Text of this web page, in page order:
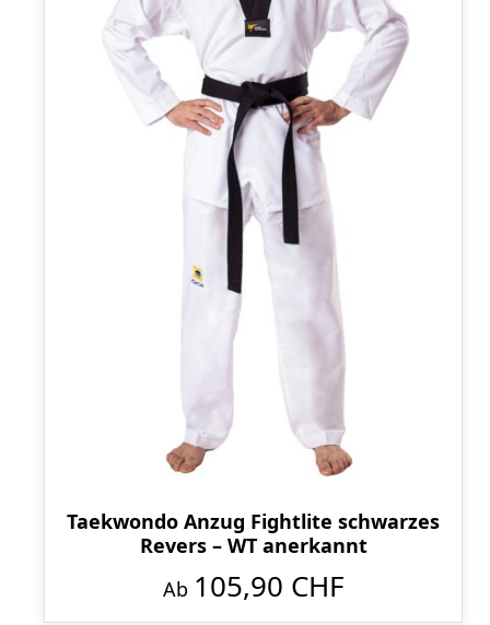
Taekwondo Anzug Fightlite schwarzes
Revers – WT anerkannt
Ab 105,90 CHF